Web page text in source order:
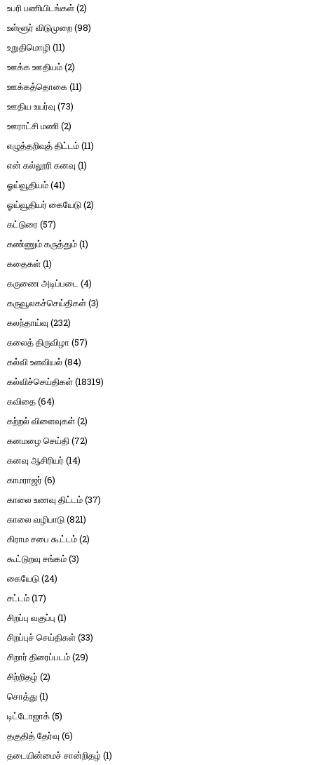
உபரி பணியிடங்கள்(2)
உள்ளூர் விடுமுறை(98)
உறுதிமொழி(11)
ஊக்க ஊதியம்(2)
ஊக்கத்தொகை(11)
ஊதிய உயர்வு (73)
ஊராட்சி மணி(2)
எழுத்தறிவுத் திட்டம்(11)
என் கல்லூரி கனவு (1)
ஓய்வூதியம்(41)
ஓய்வூதியர் கையேடு(2)
கட்டுரை (57)
கண்ணும் கருத்தும்(1)
கதைகள்(1)
கருணை அடிப்படை (4)
கருவூலகச்செய்திகள்(3)
கலந்தாய்வு (232)
கலைத் திருவிழா (57)
கல்வி உளவியல் (84)
கல்விச்செய்திகள்(18319)
கவிதை(64)
கற்றல் விளைவுகள்(2)
கனமழை செய்தி(72)
கனவு ஆசிரியர் (14)
காமராஜர் (6)
காலை உணவு திட்டம்(37)
காலை வழிபாடு(821)
கிராம சபை கூட்டம்(2)
கூட்டுறவு சங்கம்(3)
கையேடு(24)
சட்டம்(17)
சிறப்பு வகுப்பு (1)
சிறப்புச் செய்திகள்(33)
சிறார் திரைப்படம்(29)
சிற்றிதழ் (2)
சொத்து(1)
டிட்டோஜாக்(5)
தகுதித் தேர்வு (6)
தடையின்மைச் சான்றிதழ் (1)